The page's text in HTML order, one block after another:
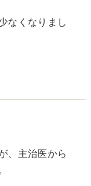
なくなりまし
、主治医から